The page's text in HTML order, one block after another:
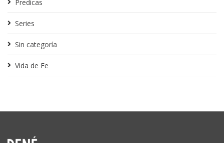
Predicas
Series
Sin categoría
Vida de Fe